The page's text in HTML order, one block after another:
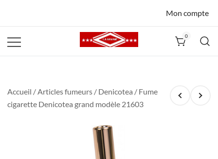
Mon compte
0
Accueil /Articles fumeurs / Denicotea / Fume
cigarette Denicotea grand modèle 21603